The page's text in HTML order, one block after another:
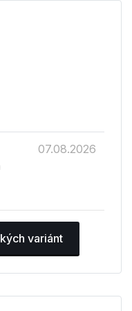
07.08.2026
variánt